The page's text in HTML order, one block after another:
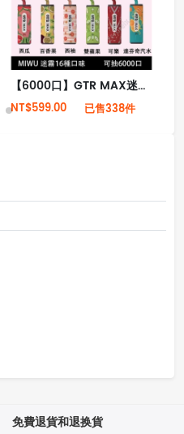
【6000口】GTR MAX迷霧可樂罐 一次性拋棄式電子菸 16種口味 TYPE-C充電（現貨秒發）
NT$599.00 已售338件
免費退貨和退换貨